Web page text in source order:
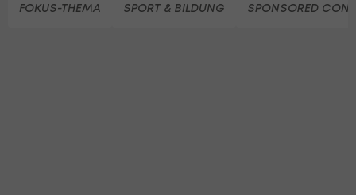
FOKUS-THEMA SPORT & BILDUNG SPONSORED